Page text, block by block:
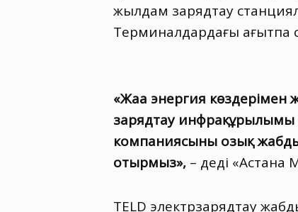
жылдам зарядтау
Терминалдардағы ағытпа
«Жаңа энергия көздерімен
зарядтау инфрақұрылымы
компаниясының озық
отырмыз», – деді «Астана
TELD электрзарядтау